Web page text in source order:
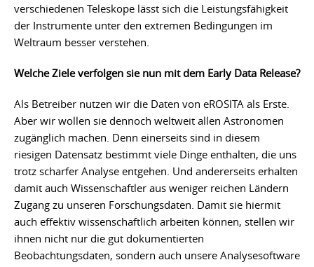
verschiedenen Teleskope lässt sich die Leistungsfähigkeit
der Instrumente unter den extremen Bedingungen im
Weltraum besser verstehen.
Welche Ziele verfolgen sie nun mit dem Early Data Release?
Als Betreiber nutzen wir die Daten von eROSITA als Erste.
Aber wir wollen sie dennoch weltweit allen Astronomen
zugänglich machen. Denn einerseits sind in diesem
riesigen Datensatz bestimmt viele Dinge enthalten, die uns
trotz scharfer Analyse entgehen. Und andererseits erhalten
damit auch Wissenschaftler aus weniger reichen Ländern
Zugang zu unseren Forschungsdaten. Damit sie hiermit
auch effektiv wissenschaftlich arbeiten können, stellen wir
ihnen nicht nur die gut dokumentierten
Beobachtungsdaten, sondern auch unsere Analysesoftware